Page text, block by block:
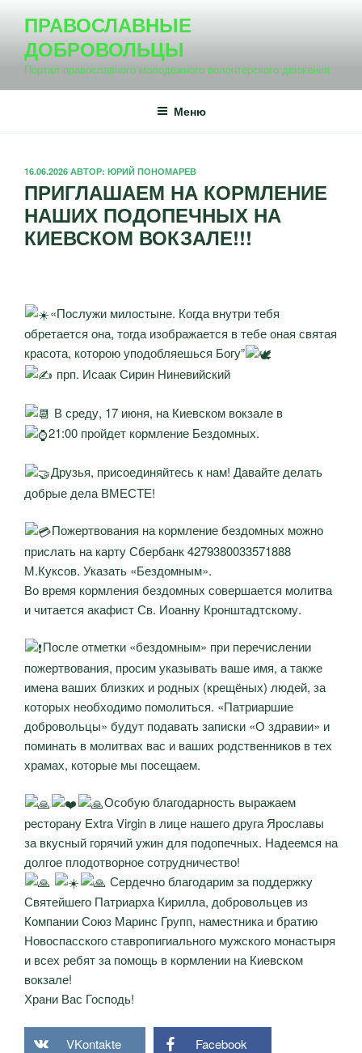
содержимому
ПРАВОСЛАВНЫЕ
ДОБРОВОЛЬЦЫ
Портал православного молодежного волонтерского движения
Меню
ОПУБЛИКОВАНО
16.06.2026 АВТОР: ЮРИЙ ПОНОМАРЕВ
ПРИГЛАШАЕМ НА КОРМЛЕНИЕ
НАШИХ ПОДОПЕЧНЫХ НА
КИЕВСКОМ ВОКЗАЛЕ!!!
«Послужи милостыне. Когда внутри тебя
обретается она, тогда изображается в тебе оная святая
красота, которою уподобляешься Богу”
прп. Исаак Сирин Ниневийский
В среду, 17 июня, на Киевском вокзале в
21:00 пройдет кормление Бездомных.
Друзья, присоединяйтесь к нам! Давайте делать
добрые дела ВМЕСТЕ!
Пожертвования на кормление бездомных можно
прислать на карту Сбербанк 4279380033571888
М.Куксов. Указать «Бездомным».
Во время кормления бездомных совершается молитва
и читается акафист Св. Иоанну Кронштадтскому.
️После отметки «бездомным» при перечислении
пожертвования, просим указывать ваше имя, а также
имена ваших близких и родных (крещёных) людей, за
которых необходимо помолиться. «Патриаршие
добровольцы» будут подавать записки «О здравии» и
поминать в молитвах вас и ваших родственников в тех
храмах, которые мы посещаем.
Особую благодарность выражаем
ресторану Extra Virgin в лице нашего друга Ярославы
за вкусный горячий ужин для подопечных. Надеемся на
долгое плодотворное сотрудничество!
Сердечно благодарим за поддержку
Святейшего Патриарха Кирилла, добровольцев из
Компании Союз Маринс Групп, наместника и братию
Новоспасского ставропигиального мужского монастыря
и всех ребят за помощь в кормлении на Киевском
вокзале!
Храни Вас Господь!
VKontakte Facebook